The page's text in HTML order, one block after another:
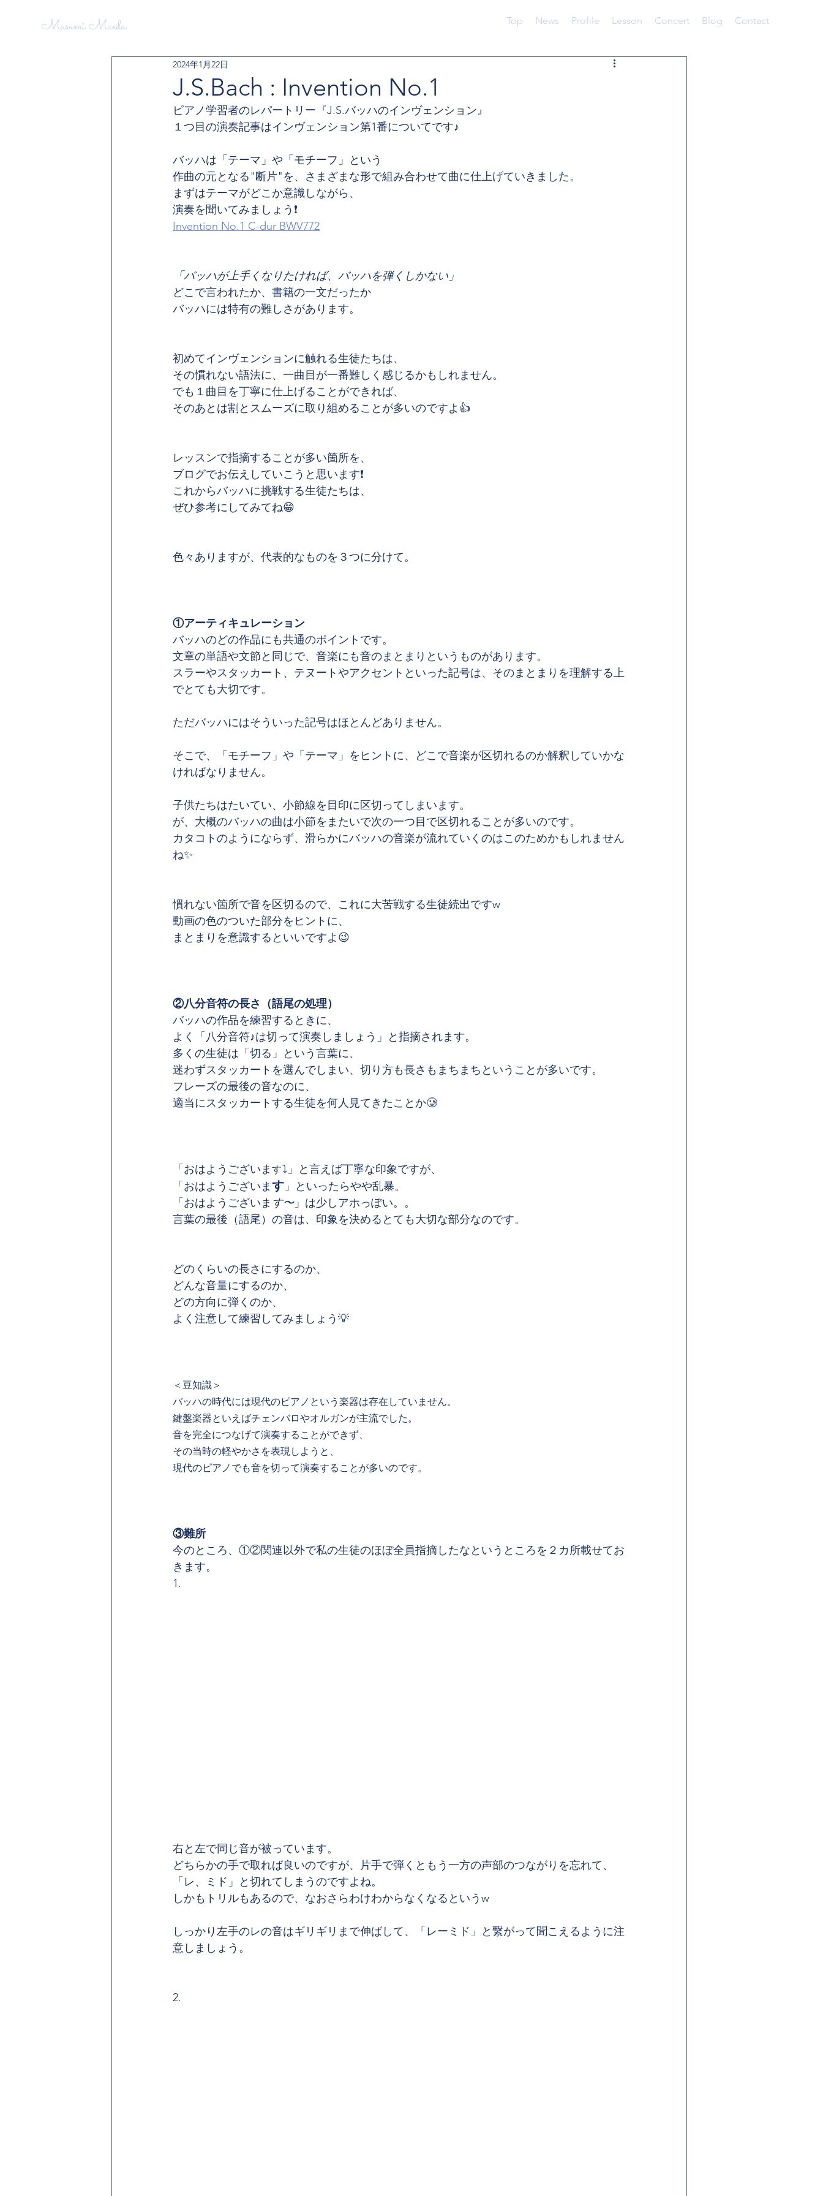
Masumi Maeda Top News Profile Lesson Concert Blog Contact
J.S.Bach : Invention No.1
2024年1月22日
ピアノ学習者のレパートリー『J.S.バッハのインヴェンション』
１つ目の演奏記事はインヴェンション第1番についてです♪
バッハは「テーマ」や「モチーフ」という
作曲の元となる"断片"を、さまざまな形で組み合わせて曲に仕上げていきました。
まずはテーマがどこか意識しながら、
演奏を聞いてみましょう❗️
Invention No.1 C-dur BWV772
「バッハが上手くなりたければ、バッハを弾くしかない」
どこで言われたか、書籍の一文だったか
バッハには特有の難しさがあります。
初めてインヴェンションに触れる生徒たちは、
その慣れない語法に、一曲目が一番難しく感じるかもしれません。
でも１曲目を丁寧に仕上げることができれば、
そのあとは割とスムーズに取り組めることが多いのですよ👍
レッスンで指摘することが多い箇所を、
ブログでお伝えしていこうと思います❗️
これからバッハに挑戦する生徒たちは、
ぜひ参考にしてみてね😁
色々ありますが、代表的なものを３つに分けて。
①アーティキュレーション
バッハのどの作品にも共通のポイントです。
文章の単語や文節と同じで、音楽にも音のまとまりというものがあります。
スラーやスタッカート、テヌートやアクセントといった記号は、そのまとまりを理解する上
でとても大切です。
ただバッハにはそういった記号はほとんどありません。
そこで、「モチーフ」や「テーマ」をヒントに、どこで音楽が区切れるのか解釈していかな
ければなりません。
子供たちはたいてい、小節線を目印に区切ってしまいます。
が、大概のバッハの曲は小節をまたいで次の一つ目で区切れることが多いのです。
カタコトのようにならず、滑らかにバッハの音楽が流れていくのはこのためかもしれません
ね✨
慣れない箇所で音を区切るので、これに大苦戦する生徒続出ですw
動画の色のついた部分をヒントに、
まとまりを意識するといいですよ😉
②八分音符の長さ（語尾の処理）
バッハの作品を練習するときに、
よく「八分音符♪は切って演奏しましょう」と指摘されます。
多くの生徒は「切る」という言葉に、
迷わずスタッカートを選んでしまい、切り方も長さもまちまちということが多いです。
フレーズの最後の音なのに、
適当にスタッカートする生徒を何人見てきたことか🥲
「おはようございま す⤵︎」と言えば丁寧な印象ですが、
「おはようございます 」といったらやや乱暴。
「おはようございま す〜」は少しアホっぽい。。
言葉の最後（語尾）の音は、印象を決めるとても大切な部分なのです。
どのくらいの長さにするのか、
どんな音量にするのか、
どの方向に弾くのか、
よく注意して練習してみましょう💡
＜豆知識＞
バッハの時代には現代のピアノという楽器は存在していません。
鍵盤楽器といえばチェンバロやオルガンが主流でした。
音を完全につなげて演奏することができず、
その当時の軽やかさを表現しようと、
現代のピアノでも音を切って演奏することが多いのです。
③難所
今のところ、①②関連以外で私の生徒のほぼ全員指摘したなというところを２カ所載せてお
きます。
1.
右と左で同じ音が被っています。
どちらかの手で取れば良いのですが、片手で弾くともう一方の声部のつながりを忘れて、
「レ、ミド」と切れてしまうのですよね。
しかもトリルもあるので、なおさらわけわからなくなるというw
しっかり左手のレの音はギリギリまで伸ばして、「レーミド」と繋がって聞こえるように注
意しましょう。
2.